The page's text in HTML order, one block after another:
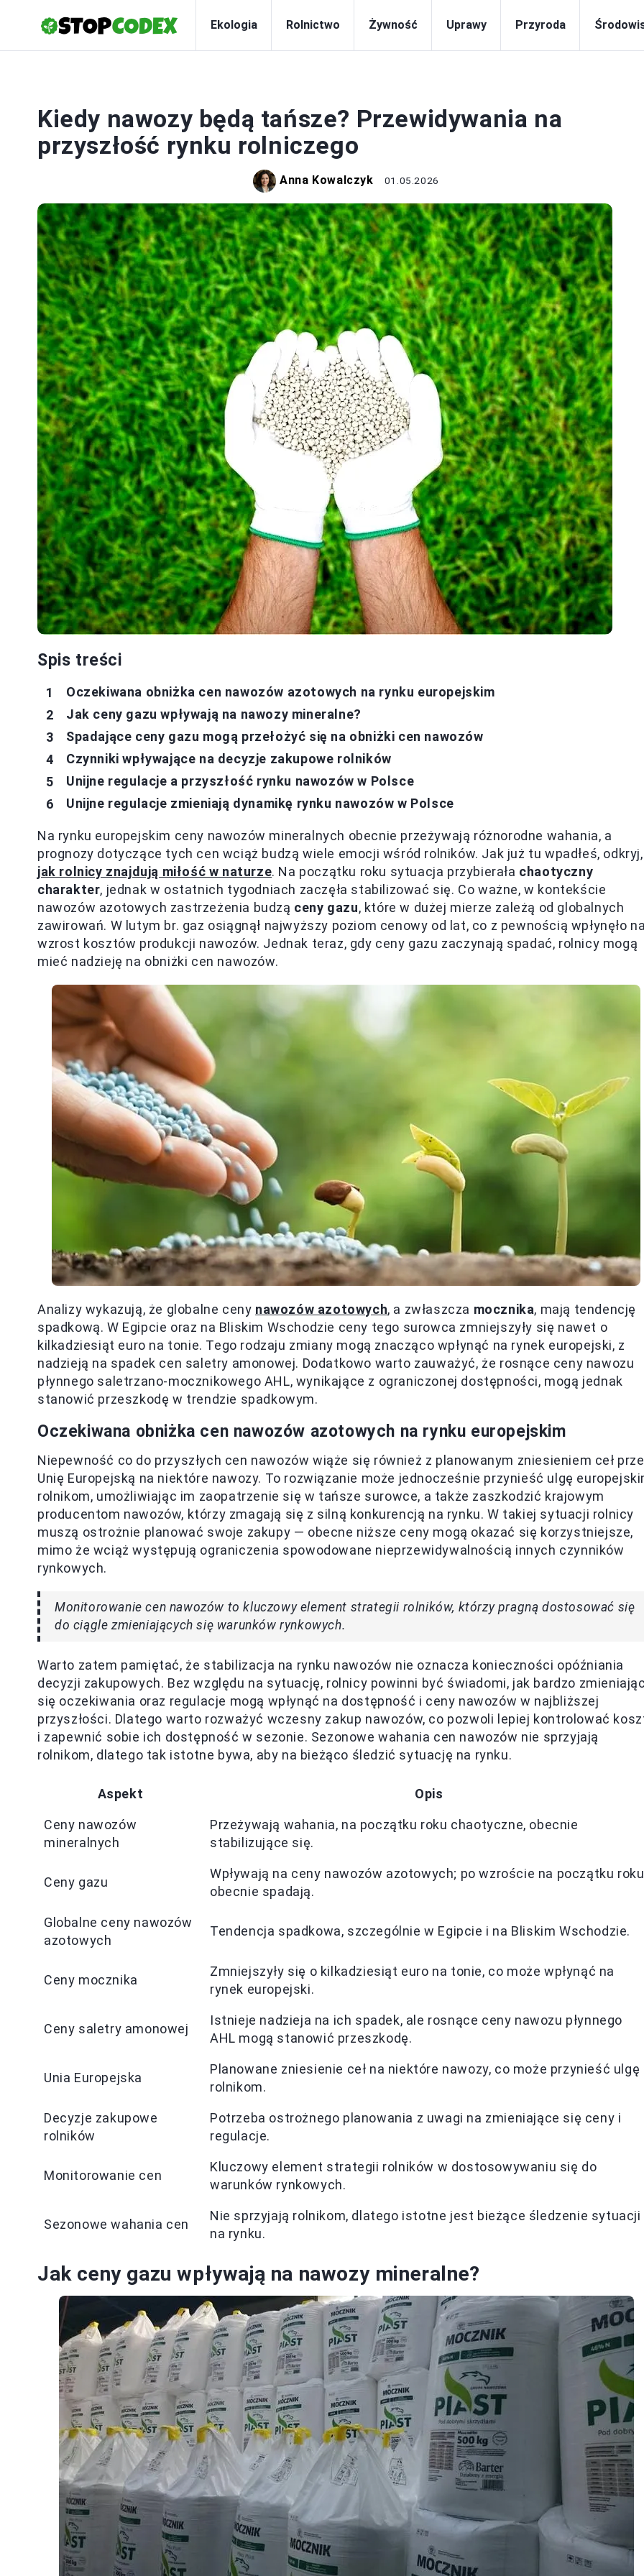
Ekologia Rolnictwo Żywność Uprawy Przyroda
Kiedy nawozy będą tańsze? Przewidywania na
przyszłość rynku rolniczego
Anna Kowalczyk 01.05.2026
Spis treści
Oczekiwana obniżka cen nawozów azotowych na rynku europejskim
Jak ceny gazu wpływają na nawozy mineralne?
Spadające ceny gazu mogą przełożyć się na obniżki cen nawozów
Czynniki wpływające na decyzje zakupowe rolników
Unijne regulacje a przyszłość rynku nawozów w Polsce
Unijne regulacje zmieniają dynamikę rynku nawozów w Polsce
Na rynku europejskim ceny nawozów mineralnych obecnie przeżywają różnorodne wahania, a
prognozy dotyczące tych cen wciąż budzą wiele emocji wśród rolników. Jak już tu wpadłeś, odkryj,
jak rolnicy znajdują miłość w naturze. Na początku roku sytuacja przybierała chaotyczny
charakter, jednak w ostatnich tygodniach zaczęła stabilizować się. Co ważne, w kontekście
nawozów azotowych zastrzeżenia budzą ceny gazu, które w dużej mierze zależą od globalnych
zawirowań. W lutym br. gaz osiągnął najwyższy poziom cenowy od lat, co z pewnością wpłynęło
wzrost kosztów produkcji nawozów. Jednak teraz, gdy ceny gazu zaczynają spadać, rolnicy mogą
mieć nadzieję na obniżki cen nawozów.
Analizy wykazują, że globalne ceny nawozów azotowych, a zwłaszcza mocznika, mają tendencję
spadkową. W Egipcie oraz na Bliskim Wschodzie ceny tego surowca zmniejszyły się nawet o
kilkadziesiąt euro na tonie. Tego rodzaju zmiany mogą znacząco wpłynąć na rynek europejski, z
nadzieją na spadek cen saletry amonowej. Dodatkowo warto zauważyć, że rosnące ceny nawozu
płynnego saletrzano-mocznikowego AHL, wynikające z ograniczonej dostępności, mogą jednak
stanowić przeszkodę w trendzie spadkowym.
Oczekiwana obniżka cen nawozów azotowych na rynku europejskim
Niepewność co do przyszłych cen nawozów wiąże się również z planowanym zniesieniem ceł
Unię Europejską na niektóre nawozy. To rozwiązanie może jednocześnie przynieść ulgę
rolnikom, umożliwiając im zaopatrzenie się w tańsze surowce, a także zaszkodzić krajowym
producentom nawozów, którzy zmagają się z silną konkurencją na rynku. W takiej sytuacji rolnicy
muszą ostrożnie planować swoje zakupy — obecne niższe ceny mogą okazać się korzystniejsze,
mimo że wciąż występują ograniczenia spowodowane nieprzewidywalnością innych czynników
rynkowych.
Monitorowanie cen nawozów to kluczowy element strategii rolników, którzy pragną dostosować się
do ciągle zmieniających się warunków rynkowych.
Warto zatem pamiętać, że stabilizacja na rynku nawozów nie oznacza konieczności opóźniania
decyzji zakupowych. Bez względu na sytuację, rolnicy powinni być świadomi, jak bardzo
się oczekiwania oraz regulacje mogą wpłynąć na dostępność i ceny nawozów w najbliższej
przyszłości. Dlatego warto rozważyć wczesny zakup nawozów, co pozwoli lepiej kontrolować
i zapewnić sobie ich dostępność w sezonie. Sezonowe wahania cen nawozów nie sprzyjają
rolnikom, dlatego tak istotne bywa, aby na bieżąco śledzić sytuację na rynku.
Aspekt Opis
Ceny nawozów
mineralnych
Przeżywają wahania, na początku roku chaotyczne, obecnie
stabilizujące się.
Ceny gazu
Wpływają na ceny nawozów azotowych; po wzroście na początku
obecnie spadają.
Globalne ceny nawozów
azotowych
Tendencja spadkowa, szczególnie w Egipcie i na Bliskim Wschodzie.
Ceny mocznika
Zmniejszyły się o kilkadziesiąt euro na tonie, co może wpłynąć na
rynek europejski.
Ceny saletry amonowej
Istnieje nadzieja na ich spadek, ale rosnące ceny nawozu płynnego
AHL mogą stanowić przeszkodę.
Unia Europejska
Planowane zniesienie ceł na niektóre nawozy, co może przynieść ulgę
rolnikom.
Decyzje zakupowe
rolników
Potrzeba ostrożnego planowania z uwagi na zmieniające się ceny i
regulacje.
Monitorowanie cen
Kluczowy element strategii rolników w dostosowywaniu się do
warunków rynkowych.
Sezonowe wahania cen
Nie sprzyjają rolnikom, dlatego istotne jest bieżące śledzenie sytuacji
na rynku.
Jak ceny gazu wpływają na nawozy mineralne?